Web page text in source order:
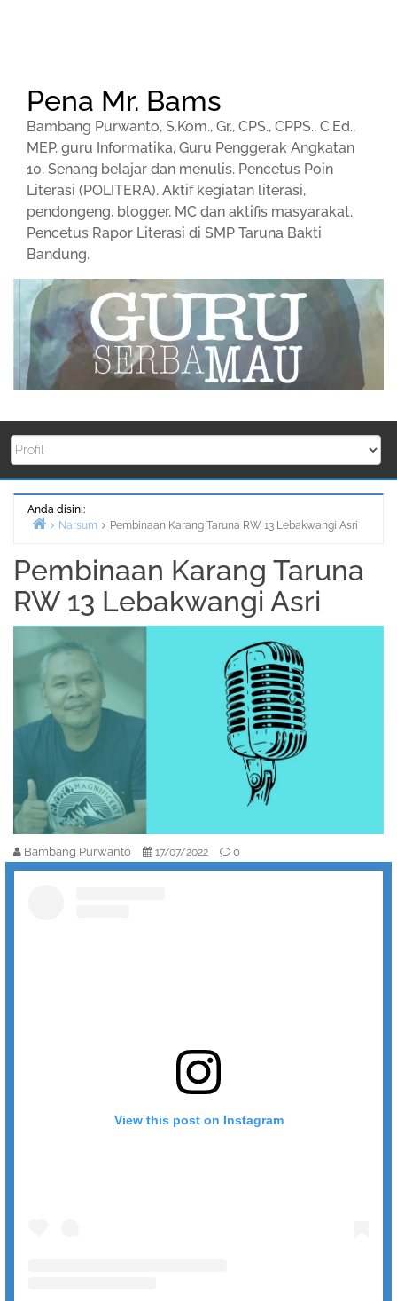
Pena Mr. Bams
Bambang Purwanto, S.Kom., Gr., CPS., CPPS., C.Ed.,
MEP. guru Informatika, Guru Penggerak Angkatan
10. Senang belajar dan menulis. Pencetus Poin
Literasi (POLITERA). Aktif kegiatan literasi,
pendongeng, blogger, MC dan aktifis masyarakat.
Pencetus Rapor Literasi di SMP Taruna Bakti
Bandung.
Anda disini:
Narsum Pembinaan Karang Taruna RW 13 Lebakwangi Asri
Pembinaan Karang Taruna
RW 13 Lebakwangi Asri
Bambang Purwanto 17/07/2022 0
View this post on Instagram